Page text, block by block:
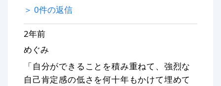
＞ 0件の返信
2年前
めぐみ
「自分ができることを積み重ねて、強烈な
自己肯定感の低さを何十年もかけて埋めて